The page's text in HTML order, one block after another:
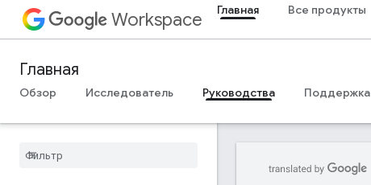
Workspace Главная Все продукты
Главная
Обзор Исследователь Руководства Поддержка